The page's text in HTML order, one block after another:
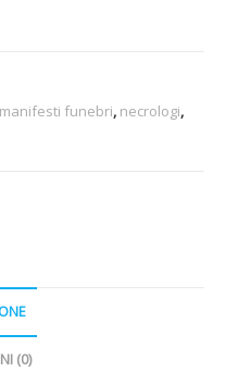
manifesti funebri, necrologi,
(0)